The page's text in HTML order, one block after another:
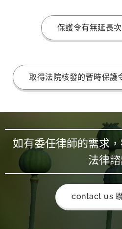
保護令有無延長
取得法院核發的暫時保護
如有委任律師的需求
法律
contact us